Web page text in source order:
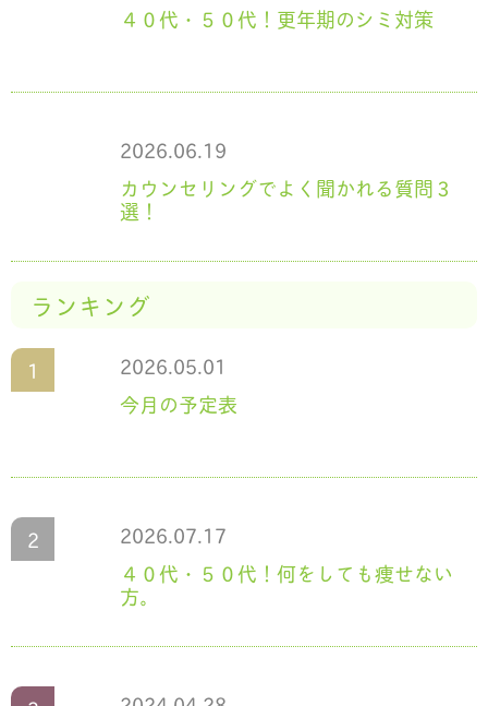
４０代・５０代！更年期のシミ対策
2026.06.19
カウンセリングでよく聞かれる質問３
選！
ランキング
2026.05.01
今月の予定表
2026.07.17
４０代・５０代！何をしても痩せない
方。